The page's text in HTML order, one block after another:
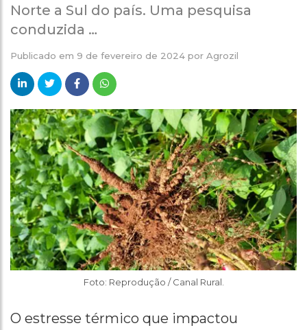
Norte a Sul do país. Uma pesquisa
conduzida …
Publicado em 9 de fevereiro de 2024 por Agrozil
Foto: Reprodução / Canal Rural.
O estresse térmico que impactou